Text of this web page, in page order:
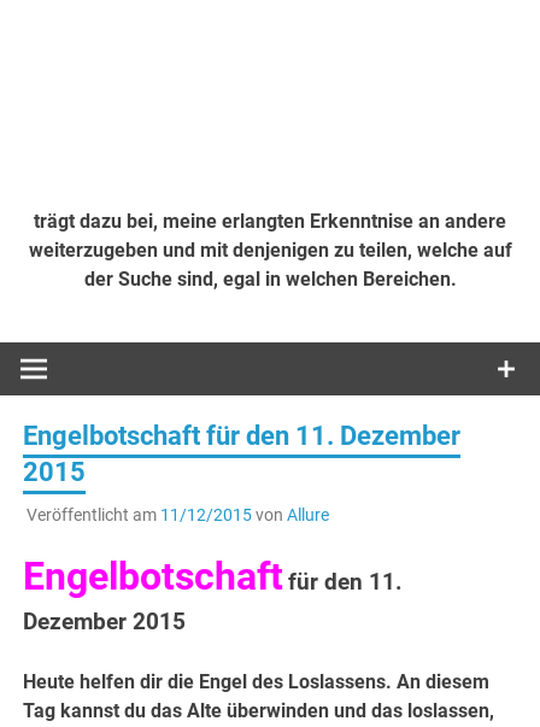
trägt dazu bei, meine erlangten Erkenntnise an andere
weiterzugeben und mit denjenigen zu teilen, welche auf
der Suche sind, egal in welchen Bereichen.
Engelbotschaft für den 11. Dezember
2015
Veröffentlicht am 11/12/2015von Allure
Engelbotschaftfür den 11.
Dezember 2015
Heute helfen dir die Engel des Loslassens. An diesem
Tag kannst du das Alte überwinden und das loslassen,